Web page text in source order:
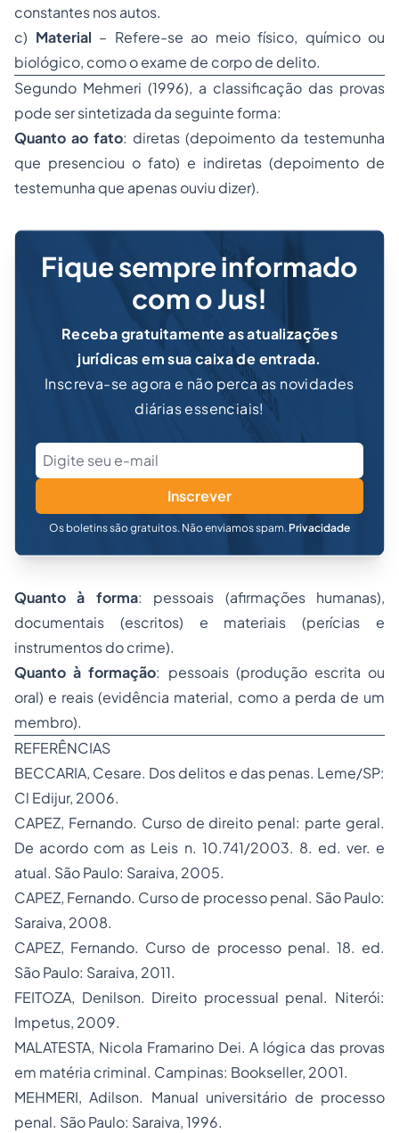
constantes nos autos.
c) Material – Refere-se ao meio físico, químico ou
biológico, como o exame de corpo de delito.
Segundo Mehmeri (1996), a classificação das provas
pode ser sintetizada da seguinte forma:
Quanto ao fato: diretas (depoimento da testemunha
que presenciou o fato) e indiretas (depoimento de
testemunha que apenas ouviu dizer).
Fique sempre informado
com o Jus!
Receba gratuitamente as atualizações
jurídicas em sua caixa de entrada.
Inscreva-se agora e não perca as novidades
diárias essenciais!
Inscrever
Os boletins são gratuitos. Não enviamos spam. Privacidade
Quanto à forma: pessoais (afirmações humanas),
documentais (escritos) e materiais (perícias e
instrumentos do crime).
Quanto à formação: pessoais (produção escrita ou
oral) e reais (evidência material, como a perda de um
membro).
REFERÊNCIAS
BECCARIA, Cesare. Dos delitos e das penas. Leme/SP:
Cl Edijur, 2006.
CAPEZ, Fernando. Curso de direito penal: parte geral.
De acordo com as Leis n. 10.741/2003. 8. ed. ver. e
atual. São Paulo: Saraiva, 2005.
CAPEZ, Fernando. Curso de processo penal. São Paulo:
Saraiva, 2008.
CAPEZ, Fernando. Curso de processo penal. 18. ed.
São Paulo: Saraiva, 2011.
FEITOZA, Denilson. Direito processual penal. Niterói:
Impetus, 2009.
MALATESTA, Nicola Framarino Dei.A lógica das provas
em matéria criminal. Campinas: Bookseller, 2001.
MEHMERI, Adilson. Manual universitário de processo
penal. São Paulo: Saraiva, 1996.